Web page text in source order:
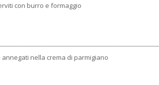
con burro e formaggio
nella crema di parmigiano